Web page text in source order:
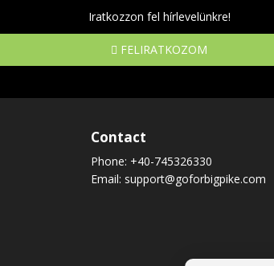
Iratkozzon fel hírlevelünkre!
FELIRATKOZOM
Contact
Phone: +40-745326330
Email: support@goforbigpike.com